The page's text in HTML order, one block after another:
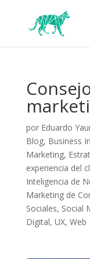
por Eduardo
Blog, Business
Marketing,
experiencia del
Inteligencia de
Marketing de
Sociales, Social
Digital, UX, Web